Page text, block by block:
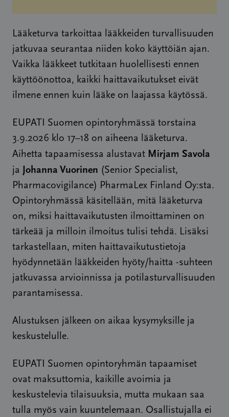
Lääketurva tarkoittaa lääkkeiden turvallisuuden
jatkuvaa seurantaa niiden koko käyttöiän ajan.
Vaikka lääkkeet tutkitaan huolellisesti ennen
käyttöönottoa, kaikki haittavaikutukset eivät
ilmene ennen kuin lääke on laajassa käytössä.
EUPATI Suomen opintoryhmässä torstaina
3.9.2026 klo 17–18 on aiheena lääketurva.
Aihetta tapaamisessa alustavat Mirjam Savola
ja Johanna Vuorinen (Senior Specialist,
Pharmacovigilance) PharmaLex Finland Oy:sta.
Opintoryhmässä käsitellään, mitä lääketurva
on, miksi haittavaikutusten ilmoittaminen on
tärkeää ja milloin ilmoitus tulisi tehdä. Lisäksi
tarkastellaan, miten haittavaikutustietoja
hyödynnetään lääkkeiden hyöty/haitta -suhteen
jatkuvassa arvioinnissa ja potilasturvallisuuden
parantamisessa.
Alustuksen jälkeen on aikaa kysymyksille ja
keskustelulle.
EUPATI Suomen opintoryhmän tapaamiset
ovat maksuttomia, kaikille avoimia ja
keskustelevia tilaisuuksia, mutta mukaan saa
tulla myös vain kuuntelemaan. Osallistujalla ei